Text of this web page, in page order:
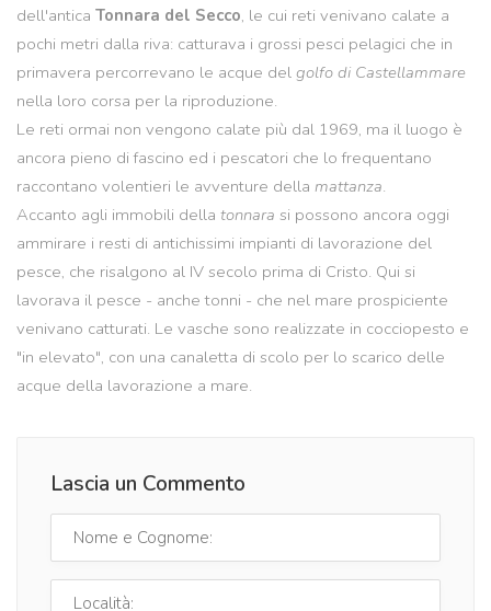
dell'antica Tonnara del Secco, le cui reti venivano calate a
pochi metri dalla riva: catturava i grossi pesci pelagici che in
primavera percorrevano le acque del golfo di Castellammare
nella loro corsa per la riproduzione.
Le reti ormai non vengono calate più dal 1969, ma il luogo è
ancora pieno di fascino ed i pescatori che lo frequentano
raccontano volentieri le avventure della mattanza.
Accanto agli immobili della tonnara si possono ancora oggi
ammirare i resti di antichissimi impianti di lavorazione del
pesce, che risalgono al IV secolo prima di Cristo. Qui si
lavorava il pesce - anche tonni - che nel mare prospiciente
venivano catturati. Le vasche sono realizzate in cocciopesto e
"in elevato", con una canaletta di scolo per lo scarico delle
acque della lavorazione a mare.
Lascia un Commento